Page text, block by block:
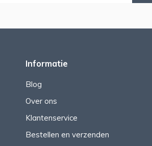
Informatie
Blog
Over ons
Klantenservice
Bestellen en verzenden